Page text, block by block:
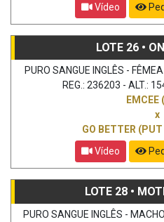
Vídeo
LOTE 26 •
PURO SANGUE INGLÊS -
REG.: 236203 - ALT.:
EMCEE
x
GO BETTER
Vídeo
LOTE 28 •
PURO SANGUE INGLÊS -